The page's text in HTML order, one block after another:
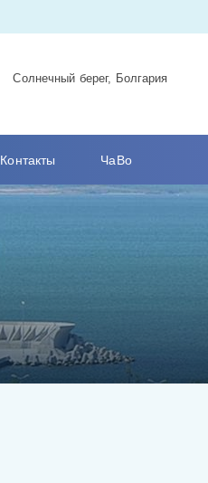
Солнечный берег, Болгария
Контакты ЧаВо